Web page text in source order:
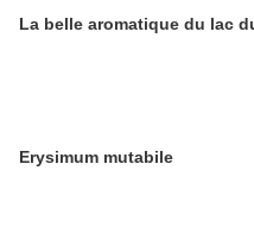
La belle aromatique du lac
Erysimum mutabile